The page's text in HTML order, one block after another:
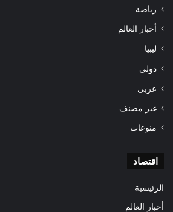
رياضة
أخبار العالم
ليبيا
دولى
عربى
غير مصنف
منوعات
اقتصاد
الرئيسية
أخبار العالم